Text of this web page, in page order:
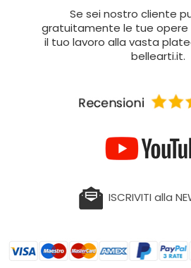
Se sei nostro cliente
gratuitamente le tue opere
il tuo lavoro alla vasta
bellearti.it.
ISCRIVITI alla